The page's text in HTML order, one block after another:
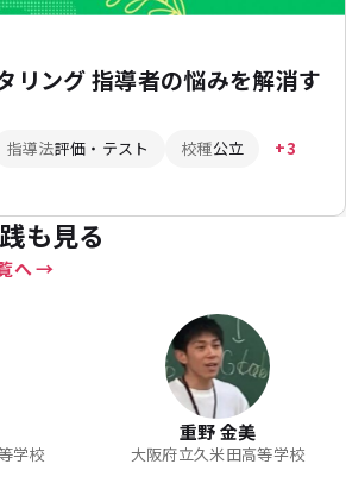
リング 指導者の悩みを解消す
指導法評価・テスト 校種公立 +3
も見る
へ
学校
重野 金美
大阪府立久米田高等学校